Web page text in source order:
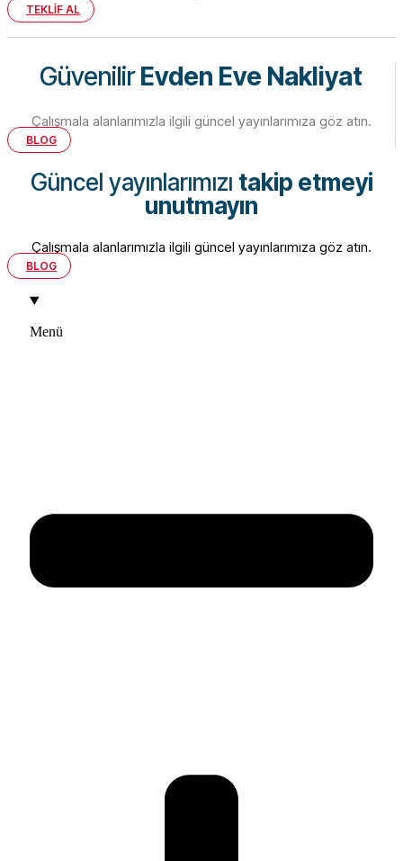
TEKLİF AL
GüvenilirEvden Eve Nakliyat
Çalışmala alanlarımızla ilgili güncel yayınlarımıza göz atın.
BLOG
Güncel yayınlarımızı takip etmeyi
unutmayın
Çalışmala alanlarımızla ilgili güncel yayınlarımıza göz atın.
BLOG
Menü